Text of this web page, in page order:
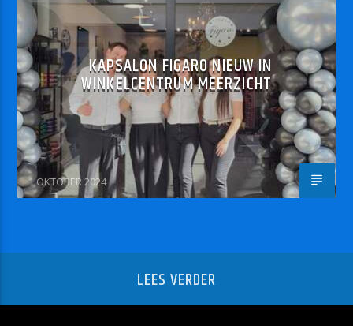
KAPSALON FIGARO NIEUW IN
WINKELCENTRUM MEERZICHT
1 OKTOBER 2024
LEES VERDER